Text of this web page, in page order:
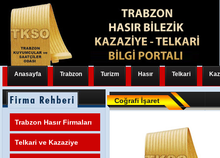
Anasayfa Trabzon Turizm Hasır Telkari
Trabzon Hasır Firmaları
Telkari ve Kazaziye
Coğrafi İşaret